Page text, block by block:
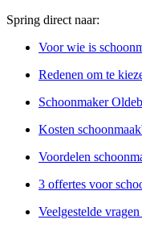
Spring direct naar:
Voor wie is
Redenen om te
Schoonmaker
Kosten
Voordelen
3 offertes voor
Veelgestelde